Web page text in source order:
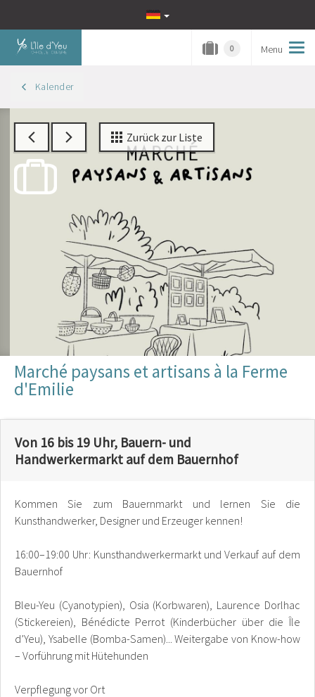
Menu
0
Kalender
Zurück zur Liste
Marché paysans et artisans à la Ferme
d'Emilie
Von 16 bis 19 Uhr, Bauern- und
Handwerkermarkt auf dem Bauernhof
Kommen Sie zum Bauernmarkt und lernen Sie die
Kunsthandwerker, Designer und Erzeuger kennen!
16:00–19:00 Uhr: Kunsthandwerkermarkt und Verkauf auf dem
Bauernhof
Bleu-Yeu (Cyanotypien), Osia (Korbwaren), Laurence Dorlhac
(Stickereien), Bénédicte Perrot (Kinderbücher über die Île
d’Yeu), Ysabelle (Bomba-Samen)... Weitergabe von Know-how
– Vorführung mit Hütehunden
Verpflegung vor Ort